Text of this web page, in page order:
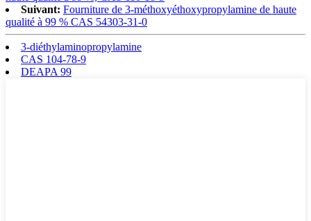
Suivant: Fourniture de 3-méthoxyéthoxypropylamine de haute
qualité à 99 % CAS 54303-31-0
3-diéthylaminopropylamine
CAS 104-78-9
DEAPA 99